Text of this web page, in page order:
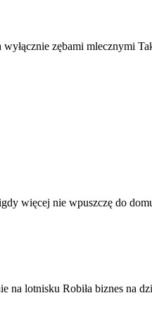
zębami mlecznymi
więcej nie wpuszczę do
na lotnisku Robiła biznes na